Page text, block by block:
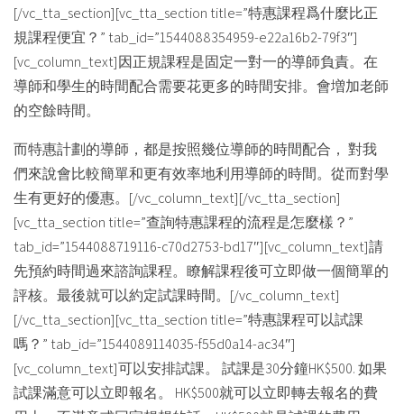
[/vc_tta_section][vc_tta_section title=”特惠課程爲什麼比正
規課程便宜？” tab_id=”1544088354959-e22a16b2-79f3″]
[vc_column_text]因正規課程是固定一對一的導師負責。在
導師和學生的時間配合需要花更多的時間安排。會増加老師
的空餘時間。
而特惠計劃的導師，都是按照幾位導師的時間配合， 對我
們來說會比較簡單和更有效率地利用導師的時間。從而對學
生有更好的優惠。[/vc_column_text][/vc_tta_section]
[vc_tta_section title=”查詢特惠課程的流程是怎麼樣？”
tab_id=”1544088719116-c70d2753-bd17″][vc_column_text]請
先預約時間過來諮詢課程。瞭解課程後可立即做一個簡單的
評核。最後就可以約定試課時間。[/vc_column_text]
[/vc_tta_section][vc_tta_section title=”特惠課程可以試課
嗎？” tab_id=”1544089114035-f55d0a14-ac34″]
[vc_column_text]可以安排試課。 試課是30分鐘HK$500. 如果
試課滿意可以立即報名。 HK$500就可以立即轉去報名的費